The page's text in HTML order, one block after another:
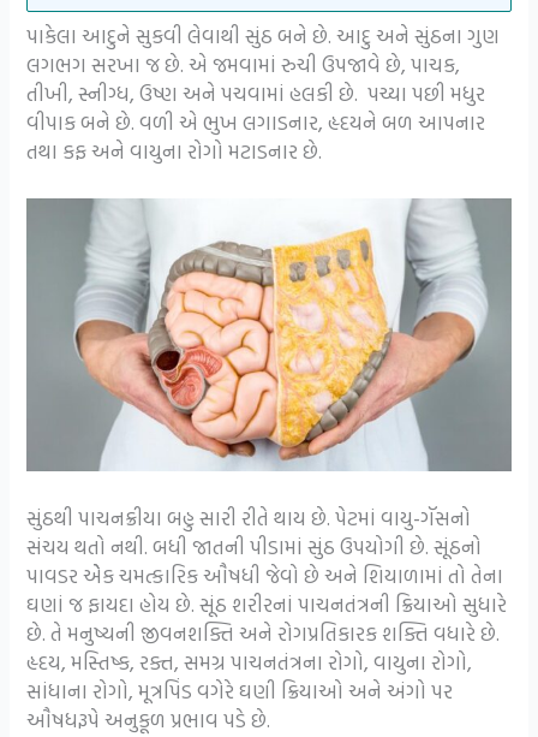
પાકેલા આદુને સુકવી લેવાથી સુંઠ બને છે. આદુ અને સુંઠના ગુણ
લગભગ સરખા જ છે. એ જમવામાં રુચી ઉપજાવે છે, પાચક,
તીખી, સ્નીગ્ધ, ઉષ્ણ અને પચવામાં હલકી છે. પચ્યા પછી મધુર
વીપાક બને છે. વળી એ ભુખ લગાડનાર, હૃદયને બળ આપનાર
તથા કફ અને વાયુના રોગો મટાડનાર છે.
સુંઠથી પાચનક્રીયા બહુ સારી રીતે થાય છે. પેટમાં વાયુ-ગૅસનો
સંચય થતો નથી. બધી જાતની પીડામાં સુંઠ ઉપયોગી છે. સૂંઠનો
પાવડર એેક ચમત્કારિક ઔષધી જેવો છે અને શિયાળામાં તો તેના
ઘણાં જ ફાયદા હોય છે. સૂંઠ શરીરનાં પાચનતંત્રની ક્રિયાઓ સુધારે
છે. તે મનુષ્યની જીવનશક્તિ અને રોગપ્રતિકારક શક્તિ વધારે છે.
હૃદય, મસ્તિષ્ક, રક્ત, સમગ્ર પાચનતંત્રના રોગો, વાયુના રોગો,
સાંધાના રોગો, મૂત્રપિંડ વગેરે ઘણી ક્રિયાઓ અને અંગો પર
ઔષધરૂપે અનુકૂળ પ્રભાવ પડે છે.